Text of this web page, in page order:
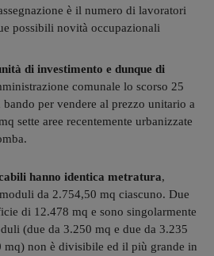
è il numero di lavoratori
possibili novità occupazionali
di investimento e dunque di
comunale lo scorso 25
per vendere al prezzo unitario a
sette aree recentemente urbanizzate
hanno identica metratura,
da 2.754,50 mq ciascuno. Due
di 12.478 mq e sono singolarmente
(due da 3.250 mq e due da 3.235
non è divisibile ed il più grande in